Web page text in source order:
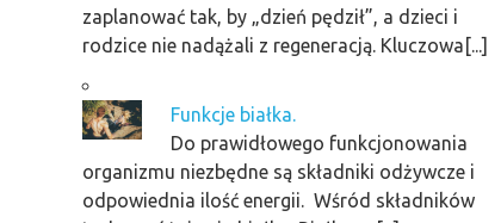
zaplanować tak, by „dzień pędził”, a dzieci i
rodzice nie nadążali z regeneracją. Kluczowa[...]
Funkcje białka.
Do prawidłowego funkcjonowania
organizmu niezbędne są składniki odżywcze i
odpowiednia ilość energii. Wśród składników